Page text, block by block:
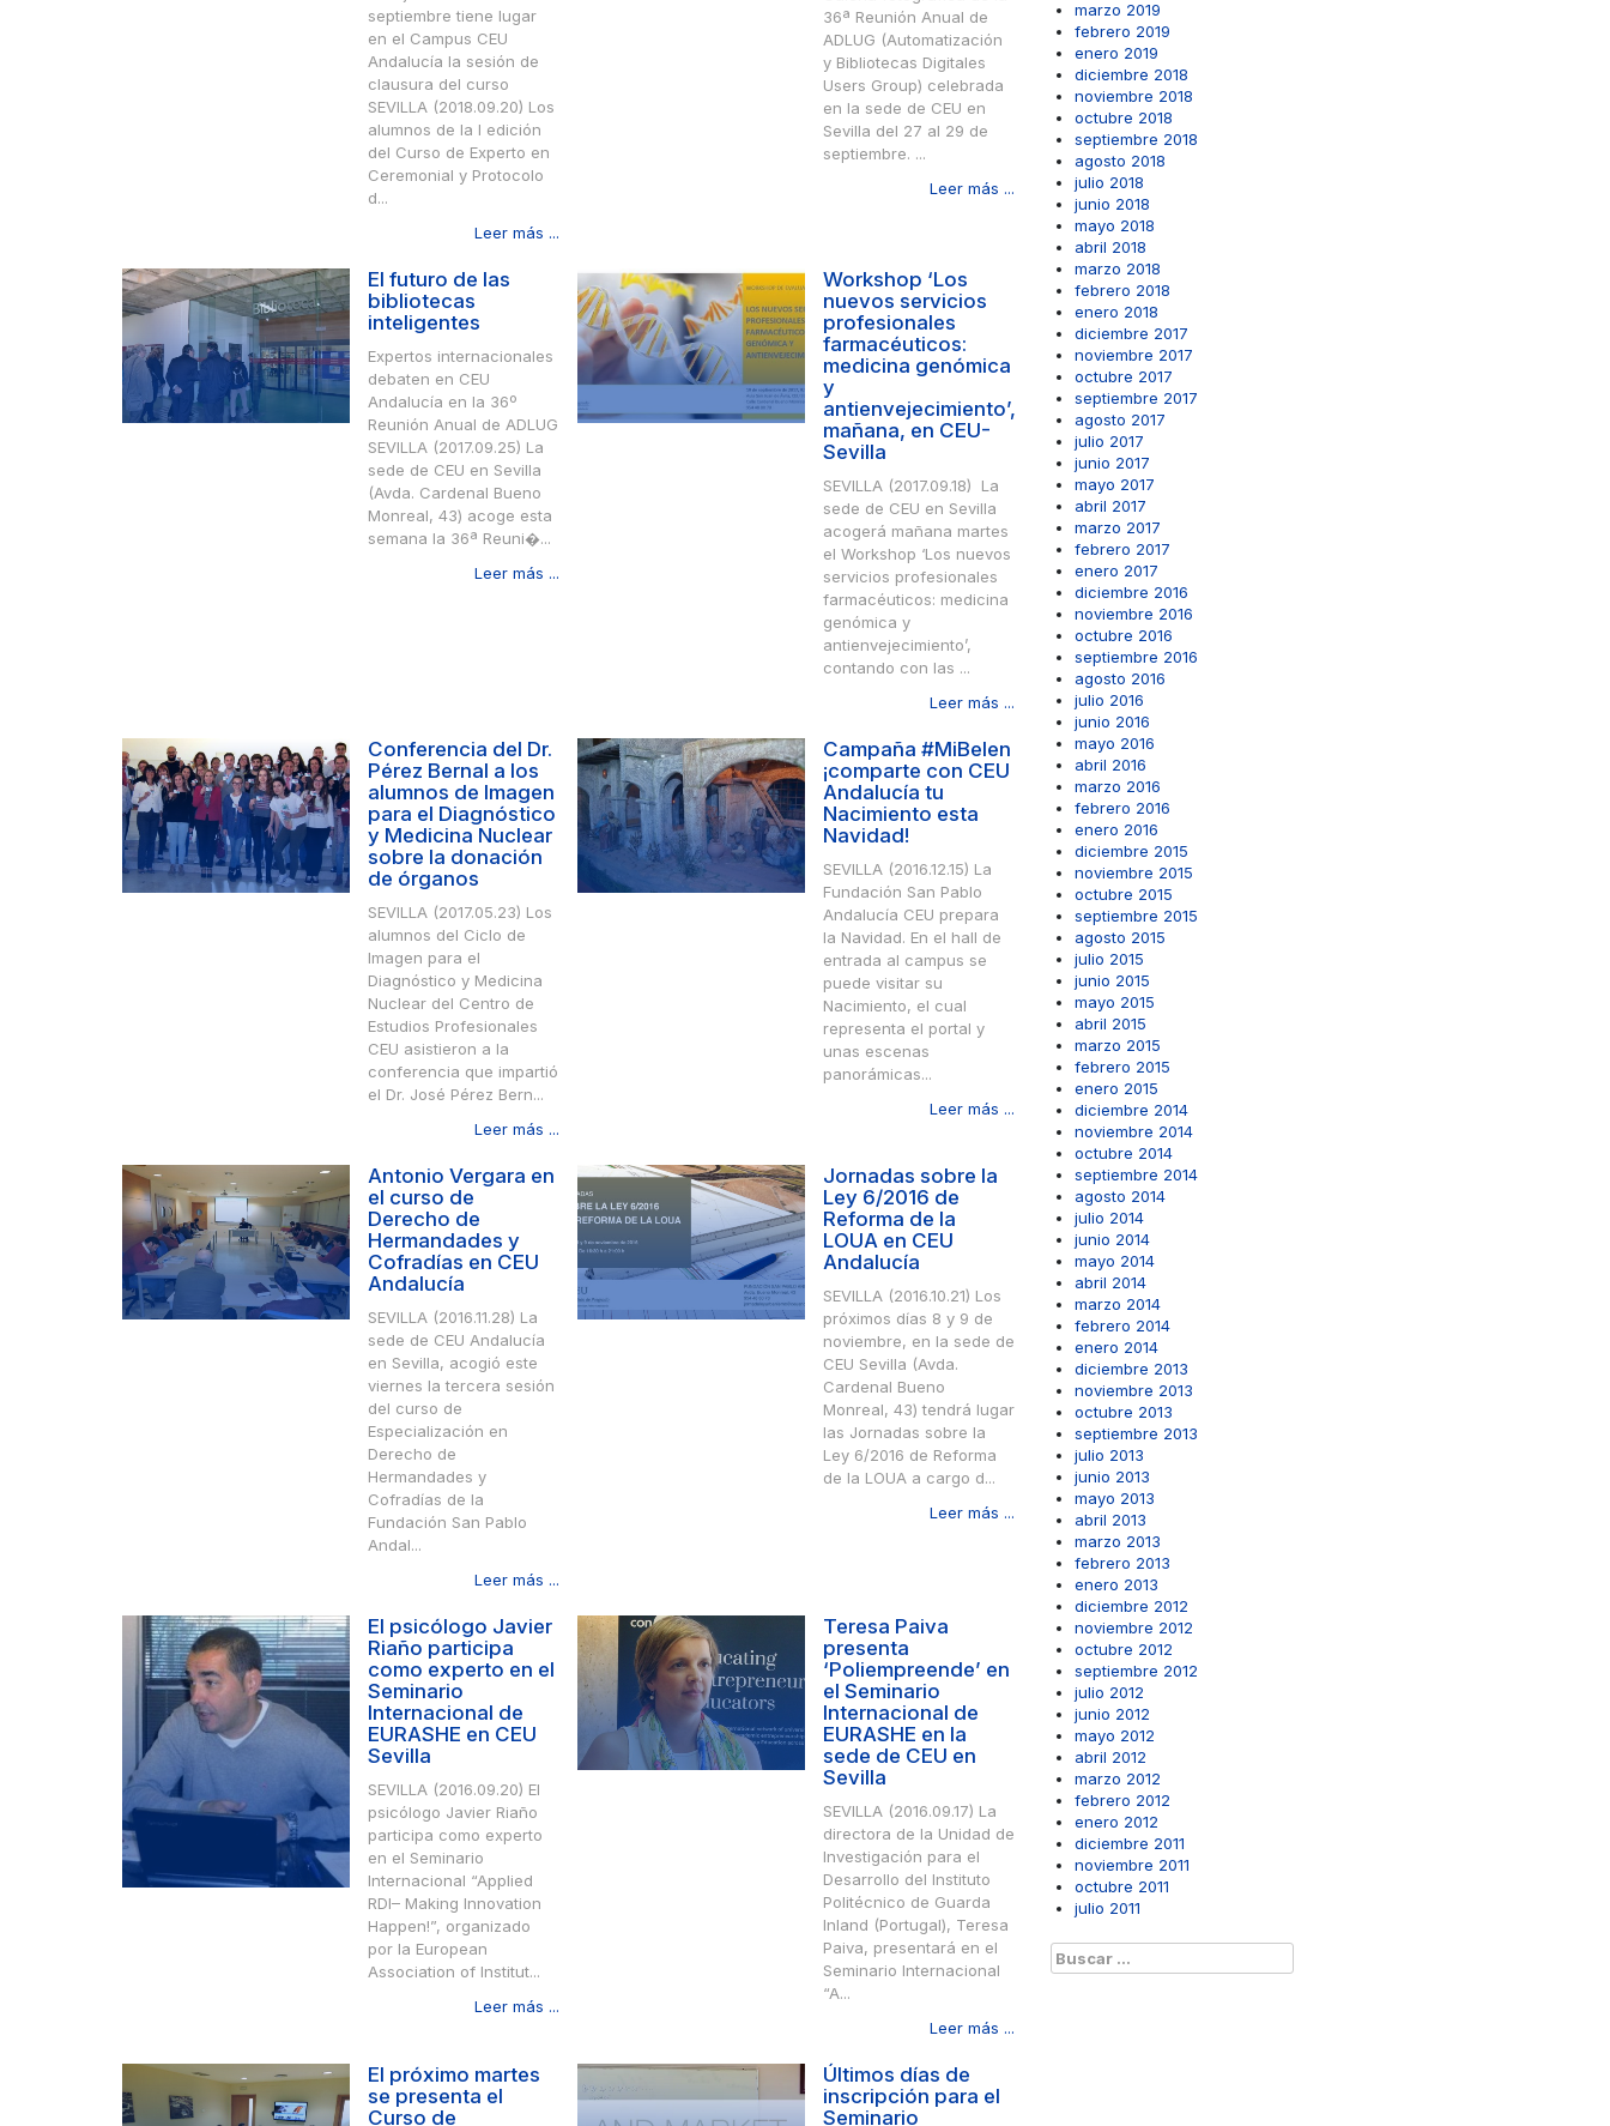
septiembre tiene lugar
en el Campus CEU
Andalucía la sesión de
clausura del curso
SEVILLA (2018.09.20) Los
alumnos de la I edición
del Curso de Experto en
Ceremonial y Protocolo
d...
Leer más ...
36ª Reunión Anual de
ADLUG (Automatización
y Bibliotecas Digitales
Users Group) celebrada
en la sede de CEU en
Sevilla del 27 al 29 de
septiembre. ...
Leer más ...
El futuro de las
bibliotecas
inteligentes
Expertos internacionales
debaten en CEU
Andalucía en la 36º
Reunión Anual de ADLUG
SEVILLA (2017.09.25) La
sede de CEU en Sevilla
(Avda. Cardenal Bueno
Monreal, 43) acoge esta
semana la 36ª Reuni�...
Leer más ...
Workshop ‘Los
nuevos servicios
profesionales
farmacéuticos:
medicina genómica
y
antienvejecimiento’,
mañana, en CEU-
Sevilla
SEVILLA (2017.09.18) La
sede de CEU en Sevilla
acogerá mañana martes
el Workshop ‘Los nuevos
servicios profesionales
farmacéuticos: medicina
genómica y
antienvejecimiento’,
contando con las ...
Leer más ...
Conferencia del Dr.
Pérez Bernal a los
alumnos de Imagen
para el Diagnóstico
y Medicina Nuclear
sobre la donación
de órganos
SEVILLA (2017.05.23) Los
alumnos del Ciclo de
Imagen para el
Diagnóstico y Medicina
Nuclear del Centro de
Estudios Profesionales
CEU asistieron a la
conferencia que impartió
el Dr. José Pérez Bern...
Leer más ...
Campaña #MiBelen
¡comparte con CEU
Andalucía tu
Nacimiento esta
Navidad!
SEVILLA (2016.12.15) La
Fundación San Pablo
Andalucía CEU prepara
la Navidad. En el hall de
entrada al campus se
puede visitar su
Nacimiento, el cual
representa el portal y
unas escenas
panorámicas...
Leer más ...
Antonio Vergara en
el curso de
Derecho de
Hermandades y
Cofradías en CEU
Andalucía
SEVILLA (2016.11.28) La
sede de CEU Andalucía
en Sevilla, acogió este
viernes la tercera sesión
del curso de
Especialización en
Derecho de
Hermandades y
Cofradías de la
Fundación San Pablo
Andal...
Leer más ...
Jornadas sobre la
Ley 6/2016 de
Reforma de la
LOUA en CEU
Andalucía
SEVILLA (2016.10.21) Los
próximos días 8 y 9 de
noviembre, en la sede de
CEU Sevilla (Avda.
Cardenal Bueno
Monreal, 43) tendrá lugar
las Jornadas sobre la
Ley 6/2016 de Reforma
de la LOUA a cargo d...
Leer más ...
El psicólogo Javier
Riaño participa
como experto en el
Seminario
Internacional de
EURASHE en CEU
Sevilla
SEVILLA (2016.09.20) El
psicólogo Javier Riaño
participa como experto
en el Seminario
Internacional “Applied
RDI– Making Innovation
Happen!”, organizado
por la European
Association of Institut...
Leer más ...
Teresa Paiva
presenta
‘Poliempreende’ en
el Seminario
Internacional de
EURASHE en la
sede de CEU en
Sevilla
SEVILLA (2016.09.17) La
directora de la Unidad de
Investigación para el
Desarrollo del Instituto
Politécnico de Guarda
Inland (Portugal), Teresa
Paiva, presentará en el
Seminario Internacional
“A...
Leer más ...
El próximo martes
se presenta el
Curso de
Últimos días de
inscripción para el
Seminario
marzo 2019
febrero 2019
enero 2019
diciembre 2018
noviembre 2018
octubre 2018
septiembre 2018
agosto 2018
julio 2018
junio 2018
mayo 2018
abril 2018
marzo 2018
febrero 2018
enero 2018
diciembre 2017
noviembre 2017
octubre 2017
septiembre 2017
agosto 2017
julio 2017
junio 2017
mayo 2017
abril 2017
marzo 2017
febrero 2017
enero 2017
diciembre 2016
noviembre 2016
octubre 2016
septiembre 2016
agosto 2016
julio 2016
junio 2016
mayo 2016
abril 2016
marzo 2016
febrero 2016
enero 2016
diciembre 2015
noviembre 2015
octubre 2015
septiembre 2015
agosto 2015
julio 2015
junio 2015
mayo 2015
abril 2015
marzo 2015
febrero 2015
enero 2015
diciembre 2014
noviembre 2014
octubre 2014
septiembre 2014
agosto 2014
julio 2014
junio 2014
mayo 2014
abril 2014
marzo 2014
febrero 2014
enero 2014
diciembre 2013
noviembre 2013
octubre 2013
septiembre 2013
julio 2013
junio 2013
mayo 2013
abril 2013
marzo 2013
febrero 2013
enero 2013
diciembre 2012
noviembre 2012
octubre 2012
septiembre 2012
julio 2012
junio 2012
mayo 2012
abril 2012
marzo 2012
febrero 2012
enero 2012
diciembre 2011
noviembre 2011
octubre 2011
julio 2011
Buscar: